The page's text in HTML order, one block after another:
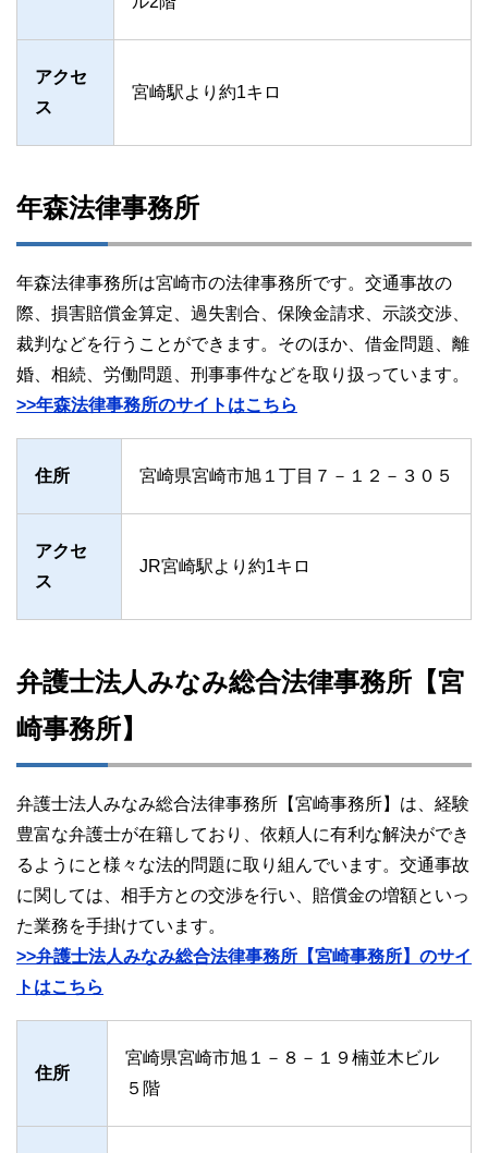
アクセ
ス
宮崎駅より約1キロ
年森法律事務所
年森法律事務所は宮崎市の法律事務所です。交通事故の
際、損害賠償金算定、過失割合、保険金請求、示談交渉、
裁判などを行うことができます。そのほか、借金問題、離
婚、相続、労働問題、刑事事件などを取り扱っています。
>>年森法律事務所のサイトはこちら
住所 宮崎県宮崎市旭１丁目７－１２－３０５
アクセ
ス
JR宮崎駅より約1キロ
弁護士法人みなみ総合法律事務所【宮
崎事務所】
弁護士法人みなみ総合法律事務所【宮崎事務所】は、経験
豊富な弁護士が在籍しており、依頼人に有利な解決ができ
るようにと様々な法的問題に取り組んでいます。交通事故
に関しては、相手方との交渉を行い、賠償金の増額といっ
た業務を手掛けています。
>>弁護士法人みなみ総合法律事務所【宮崎事務所】のサイ
トはこちら
住所
宮崎県宮崎市旭１－８－１９楠並木ビル
５階